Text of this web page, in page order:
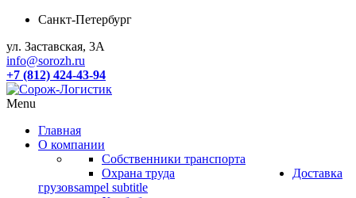
Санкт-Петербург
ул. Заставская, 3А
info@sorozh.ru
+7 (812) 424-43-94
Menu
Главная
О компании
Собственники транспорта
Охрана труда
Доставка
грузовsampel subtitle